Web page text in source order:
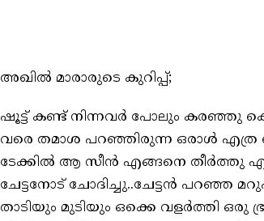
അഖിൽ മാരാരുടെ കുറിപ്പ്;
ഷൂട്ട് കണ്ട് നിന്നവർ പോലും കരഞ്ഞു
വരെ തമാശ പറഞ്ഞിരുന്ന ഒരാൾ എത്ര
ടേക്കിൽ ആ സീൻ എങ്ങനെ തീർത്തു
ചേട്ടനോട് ചോദിച്ചു..ചേട്ടൻ പറഞ്ഞ
താടിയും മുടിയും ഒക്കെ വളർത്തി